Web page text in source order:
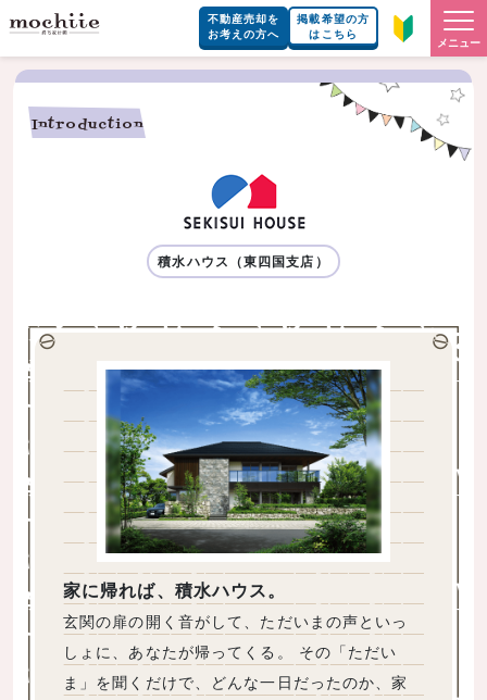
不動産売却を
お考えの方へ
掲載希望の方
はこちら
メニュー
Introduction
積水ハウス（東四国支店）
家に帰れば、積水ハウス。
玄関の扉の開く音がして、ただいまの声といっ
しょに、あなたが帰ってくる。 その「ただい
ま」を聞くだけで、どんな一日だったのか、家